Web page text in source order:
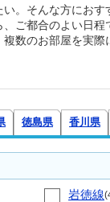
。そんな方にお
ご都合のよい日
数のお部屋を実
徳島県 香川県
岩徳線